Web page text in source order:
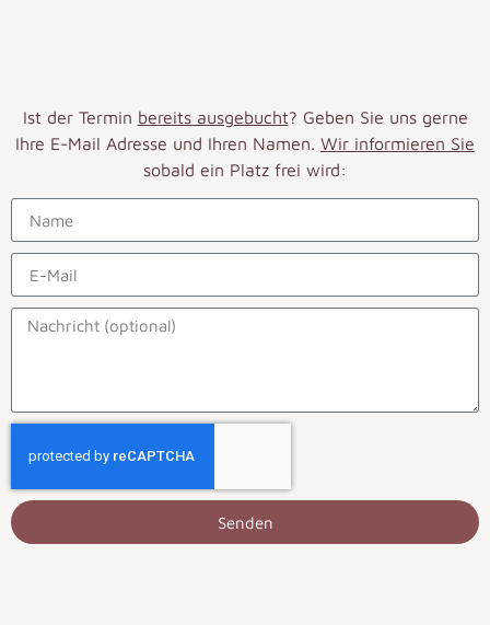
Ist der Termin bereits ausgebucht? Geben Sie uns gerne
Ihre E-Mail Adresse und Ihren Namen. Wir informieren Sie
sobald ein Platz frei wird:
Senden